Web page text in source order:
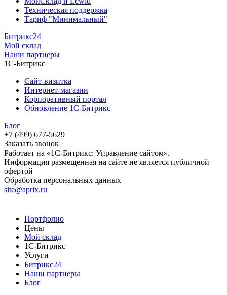
Техническая поддержка
Тариф "Минимальный"
Битрикс24
Мой склад
Наши партнеры
1С-Битрикс
Сайт-визитка
Интернет-магазин
Корпоративный портал
Обновление 1С-Битрикс
Блог
+7 (499) 677-5629
Заказать звонок
Работает на «1С-Битрикс: Управление сайтом».
Информация размещенная на сайте не является публичной
офертой
Обработка персональных данных
site@aprix.ru
Портфолио
Цены
Мой склад
1С-Битрикс
Услуги
Битрикс24
Наши партнеры
Блог